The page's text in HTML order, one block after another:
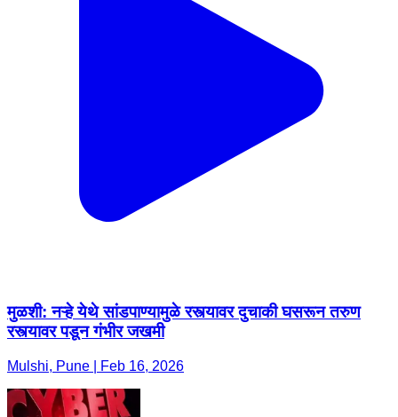
मुळशी: नऱ्हे येथे सांडपाण्यामुळे रस्त्यावर दुचाकी घसरून तरुण
रस्त्यावर पडून गंभीर जखमी
Mulshi, Pune | Feb 16, 2026